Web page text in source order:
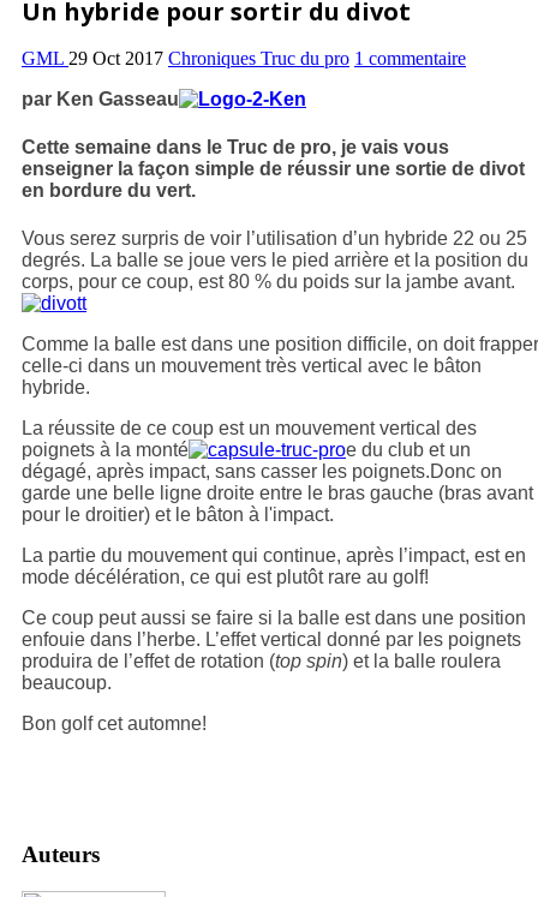
Un hybride pour sortir du divot
GML 29 Oct 2017 Chroniques Truc du pro 1 commentaire
par Ken Gasseau
Cette semaine dans le Truc de pro, je vais vous
enseigner la façon simple de réussir une sortie de divot
en bordure du vert.
Vous serez surpris de voir l’utilisation d’un hybride 22 ou 25
degrés. La balle se joue vers le pied arrière et la position du
corps, pour ce coup, est 80 % du poids sur la jambe avant.
Comme la balle est dans une position difficile, on doit frapper
celle-ci dans un mouvement très vertical avec le bâton
hybride.
La réussite de ce coup est un mouvement vertical des
poignets à la monté
e du club et un
dégagé, après impact, sans casser les poignets.Donc on
garde une belle ligne droite entre le bras gauche (bras avant
pour le droitier) et le bâton à l'impact.
La partie du mouvement qui continue, après l’impact, est en
mode décélération, ce qui est plutôt rare au golf!
Ce coup peut aussi se faire si la balle est dans une position
enfouie dans l’herbe. L’effet vertical donné par les poignets
produira de l’effet de rotation (top spin) et la balle roulera
beaucoup.
Bon golf cet automne!
Auteurs